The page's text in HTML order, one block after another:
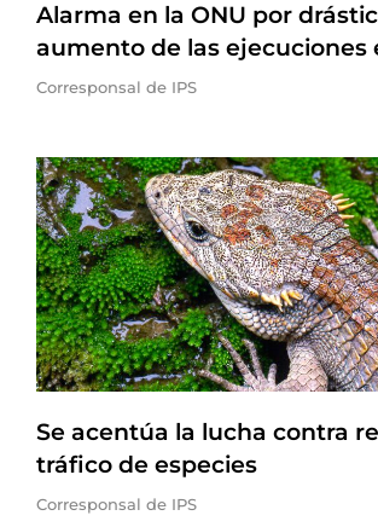
Alarma en la ONU por
aumento de las ejecuciones
Corresponsal de IPS
Se acentúa la lucha contra
tráfico de especies
Corresponsal de IPS